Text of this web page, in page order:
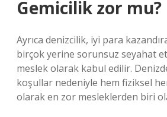
Gemicilik zor mu?
Ayrıca denizcilik, iyi para
birçok yerine sorunsuz seyahat
meslek olarak kabul edilir.
koşullar nedeniyle hem fiziksel
olarak en zor mesleklerden biri